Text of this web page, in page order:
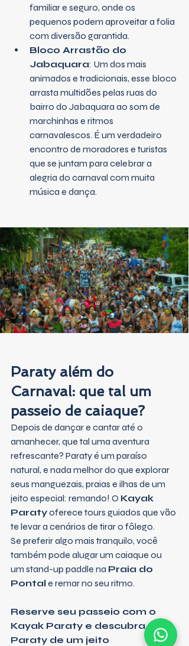
familiar e seguro, onde os
pequenos podem aproveitar a folia
com diversão garantida.
Bloco Arrastão do
Jabaquara: Um dos mais
animados e tradicionais, esse bloco
arrasta multidões pelas ruas do
bairro do Jabaquara ao som de
marchinhas e ritmos
carnavalescos. É um verdadeiro
encontro de moradores e turistas
que se juntam para celebrar a
alegria do carnaval com muita
música e dança.
Paraty além do
Carnaval: que tal um
passeio de caiaque?
Depois de dançar e cantar até o
amanhecer, que tal uma aventura
refrescante? Paraty é um paraíso
natural, e nada melhor do que explorar
seus manguezais, praias e ilhas de um
jeito especial: remando! O Kayak
Paraty oferece tours guiados que vão
te levar a cenários de tirar o fôlego.
Se preferir algo mais tranquilo, você
também pode alugar um caiaque ou
um stand-up paddle na Praia do
Pontal e remar no seu ritmo.
Reserve seu passeio com o
Kayak Paraty e descubra
Paraty de um jeito